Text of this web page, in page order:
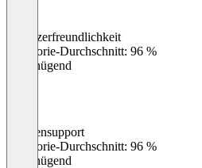
Benutzerfreundlichkeit
Kategorie-Durchschnitt: 96 %
Ungenügend
Kundensupport
Kategorie-Durchschnitt: 96 %
Ungenügend